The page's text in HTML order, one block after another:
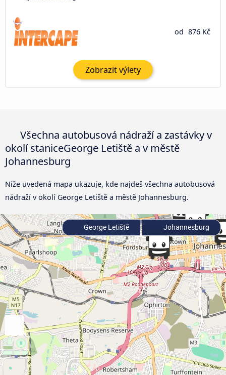
od 876 Kč
Zobrazit výlety
Všechna autobusová nádraží a zastávky v
okolí staniceGeorge Letiště a v městě
Johannesburg
Níže uvedená mapa ukazuje, kde najdeš všechna autobusová
nádraží v okolí George Letiště a městě Johannesburg.
George Letiště Johannesburg